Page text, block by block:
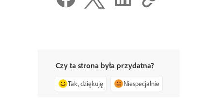
Czy ta strona była przydatna?
Tak, dziękuję Niespecjalnie